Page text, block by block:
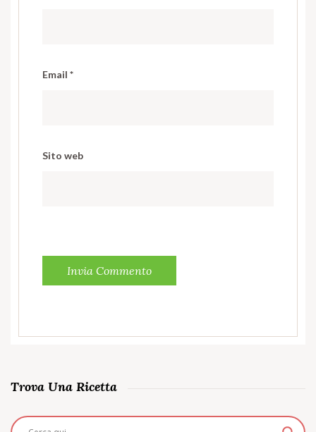
Email *
Sito web
Trova Una Ricetta